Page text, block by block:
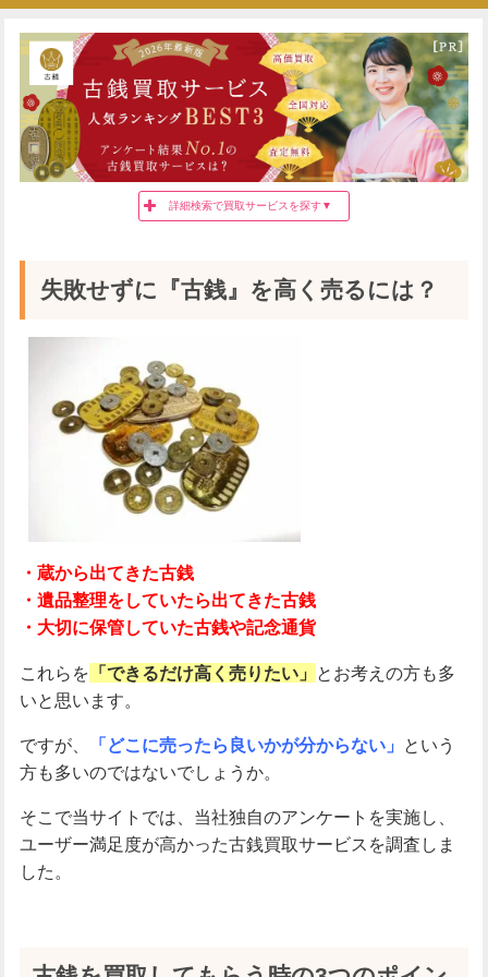
詳細検索で買取サービスを探す▼
買取方法
買取スピード
重視する 重視しない
希望する
こだわり条件
女性査定員多数 当日現金払い 24時間申し込み可
失敗せずに『古銭』を高く売るには？
・蔵から出てきた古銭
・遺品整理をしていたら出てきた古銭
・大切に保管していた古銭や記念通貨
これらを 「できるだけ高く売りたい」
とお考えの方も多
いと思います。
ですが、 「どこに売ったら良いかが分からない」
という
方も多いのではないでしょうか。
そこで当サイトでは、当社独自のアンケートを実施し、
ユーザー満足度が高かった古銭買取サービスを調査しま
した。